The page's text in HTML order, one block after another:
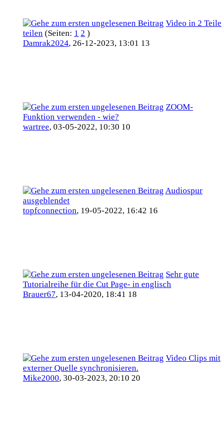
Video in 2 Teile
teilen (Seiten: 1 2 )
Damrak2024, 26-12-2023, 13:01 13
ZOOM-
Funktion verwenden - wie?
wartree, 03-05-2022, 10:30 10
Audiospur
ausgeblendet
topfconnection, 19-05-2022, 16:42 16
Sehr gute
Tutorialreihe für die Cut Page- in englisch
Brauer67, 13-04-2020, 18:41 18
Video Clips mit
externer Quelle synchronisieren.
Mike2000, 30-03-2023, 20:10 20